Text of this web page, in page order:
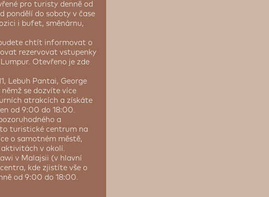
pro turisty denně od
pondělí do soboty v čase
i bufet, směnárnu,
chtít informovat o
rezervovat vstupenky
Otevřeno je zde
Lebuh Pantai, George
se dozvíte více
atrakcích a získáte
od 9:00 do 18:00.
a
turistické centrum na
o samotném městě,
aktivitách v okolí.
v Malajsii (v hlavní
kde zjistíte vše o
od 9:00 do 18:00.